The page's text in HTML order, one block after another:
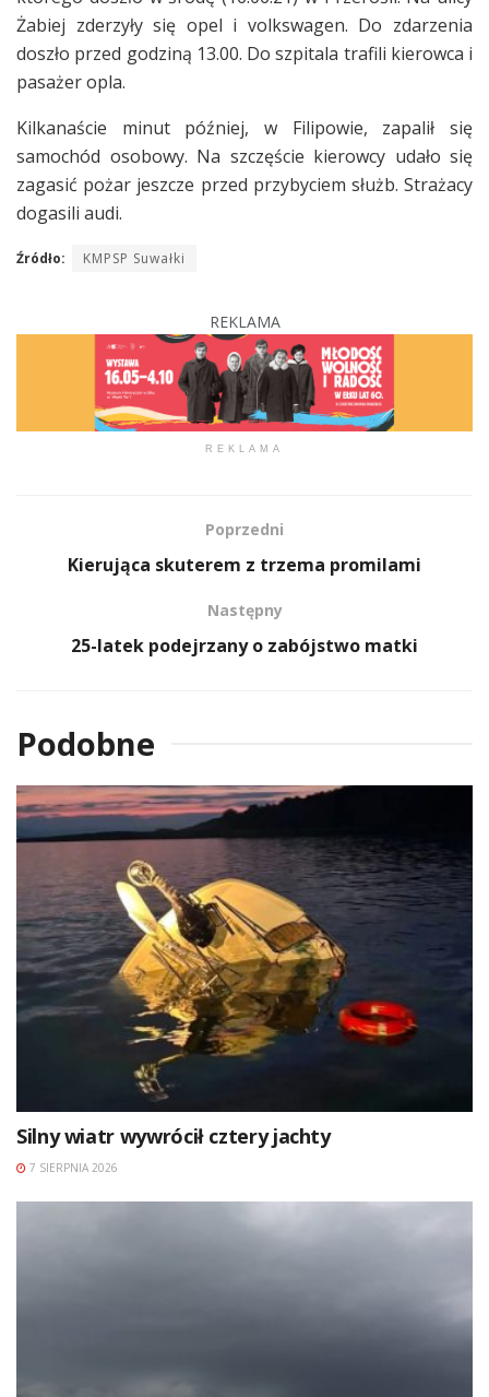
Żabiej zderzyły się opel i volkswagen. Do zdarzenia
doszło przed godziną 13.00. Do szpitala trafili kierowca i
pasażer opla.
Kilkanaście minut później, w Filipowie, zapalił się
samochód osobowy. Na szczęście kierowcy udało się
zagasić pożar jeszcze przed przybyciem służb. Strażacy
dogasili audi.
Źródło: KMPSP Suwałki
REKLAMA
REKLAMA
Poprzedni
Kierująca skuterem z trzema promilami
Następny
25-latek podejrzany o zabójstwo matki
Podobne
Silny wiatr wywrócił cztery jachty
7 SIERPNIA 2026